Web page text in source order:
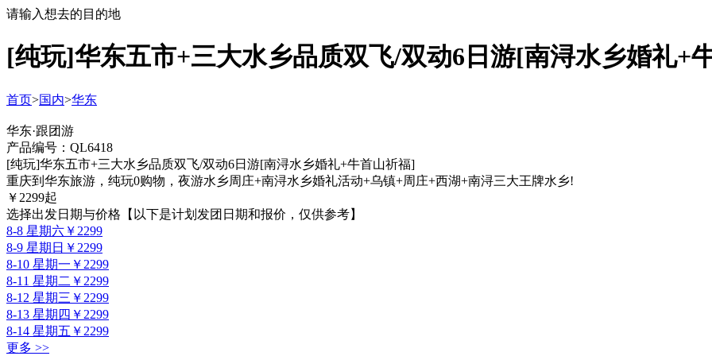
请输入想去的目的地
[纯玩]华东五市+三大水乡品质双飞/双动6日游[南浔水乡婚礼+
首页>国内>华东
华东·跟团游
产品编号：QL6418
[纯玩]华东五市+三大水乡品质双飞/双动6日游[南浔水乡婚礼+牛首山祈福]
重庆到华东旅游，纯玩0购物，夜游水乡周庄+南浔水乡婚礼活动+乌镇+周庄+西湖+南浔三大王牌水乡!
￥ 2299起
选择出发日期与价格 【以下是计划发团日期和报价，仅供参考】
8-8 星期六 ￥2299
8-9 星期日 ￥2299
8-10 星期一 ￥2299
8-11 星期二 ￥2299
8-12 星期三 ￥2299
8-13 星期四 ￥2299
8-14 星期五 ￥2299
更多 >>